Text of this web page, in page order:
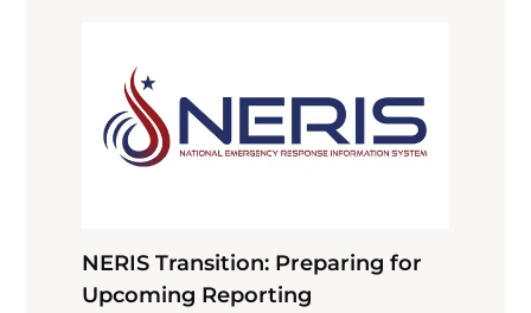
NERIS Transition: Preparing for
Upcoming Reporting